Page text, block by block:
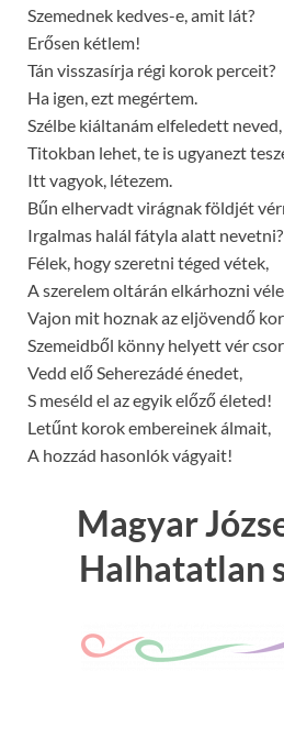
Szemednek kedves-e, amit lát?
Erősen kétlem!
Tán visszasírja régi korok perceit?
Ha igen, ezt megértem.
Szélbe kiáltanám elfeledett neved,
Titokban lehet, te is ugyanezt
Itt vagyok, létezem.
Bűn elhervadt virágnak földjét
Irgalmas halál fátyla alatt nevetni?
Félek, hogy szeretni téged vétek,
A szerelem oltárán elkárhozni
Vajon mit hoznak az eljövendő
Szemeidből könny helyett vér
Vedd elő Seherezádé énedet,
S meséld el az egyik előző életed!
Letűnt korok embereinek álmait,
A hozzád hasonlók vágyait!
Magyar
Halhatatlan